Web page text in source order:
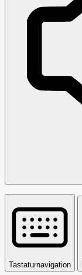
Tastaturnavigation